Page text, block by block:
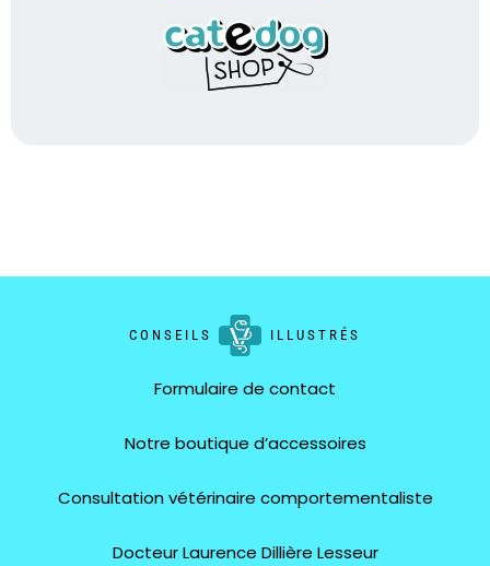
CONSEILS ILLUSTRÉS
Formulaire de contact
Notre boutique d’accessoires
Consultation vétérinaire comportementaliste
Docteur Laurence Dillière Lesseur